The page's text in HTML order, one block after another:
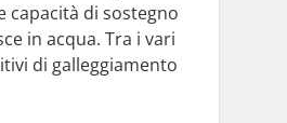
capacità di sostegno
in acqua. Tra i vari
di galleggiamento